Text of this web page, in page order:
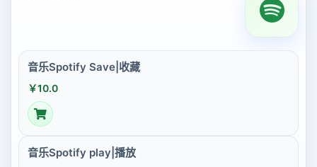
音乐Spotify Save|收藏
￥10.0
音乐Spotify play|播放